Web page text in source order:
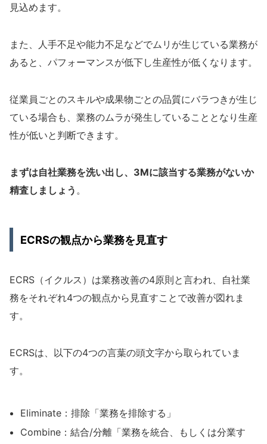
見込めます。
また、人手不足や能力不足などでムリが生じている業務が
あると、パフォーマンスが低下し生産性が低くなります。
従業員ごとのスキルや成果物ごとの品質にバラつきが生じ
ている場合も、業務のムラが発生していることとなり生産
性が低いと判断できます。
まずは自社業務を洗い出し、3Mに該当する業務がないか
精査しましょう 。
ECRSの観点から業務を見直す
ECRS（イクルス）は業務改善の4原則と言われ、自社業
務をそれぞれ4つの観点から見直すことで改善が図れま
す。
ECRSは、以下の4つの言葉の頭文字から取られていま
す。
Eliminate：排除「業務を排除する」
Combine：結合/分離「業務を統合、もしくは分業す